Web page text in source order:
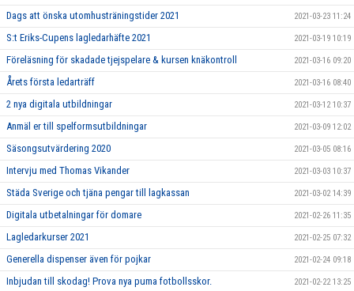
Dags att önska utomhusträningstider 2021 2021-03-23 11:24
S:t Eriks-Cupens lagledarhäfte 2021 2021-03-19 10:19
Föreläsning för skadade tjejspelare & kursen knäkontroll 2021-03-16 09:20
Årets första ledarträff 2021-03-16 08:40
2 nya digitala utbildningar 2021-03-12 10:37
Anmäl er till spelformsutbildningar 2021-03-09 12:02
Säsongsutvärdering 2020 2021-03-05 08:16
Intervju med Thomas Vikander 2021-03-03 10:37
Städa Sverige och tjäna pengar till lagkassan 2021-03-02 14:39
Digitala utbetalningar för domare 2021-02-26 11:35
Lagledarkurser 2021 2021-02-25 07:32
Generella dispenser även för pojkar 2021-02-24 09:18
Inbjudan till skodag! Prova nya puma fotbollsskor. 2021-02-22 13:25